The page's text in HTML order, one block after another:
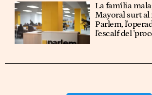
La família
Mayoral surt al
Parlem,
l'escalf del